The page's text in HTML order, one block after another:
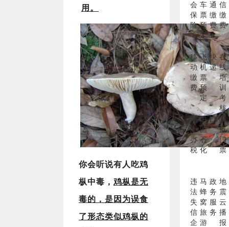
用。
你会听说有人吃鸡
枞中毒， 鸡枞是无
毒的， 是因为误食
了形态类似鸡枞的
会
保
险
车
票
预
定
通
缴
费
信
缴
费
移
动
缴
费
飞
机
票
预
定
快
递
在
线
培
训
考
核
网
上
办
税
中
国
石
化
ETC景
点
门
票
违
法
失
信
企
马
蜂
窝
旅
游
政
务
服
务
地
震
云
播
报